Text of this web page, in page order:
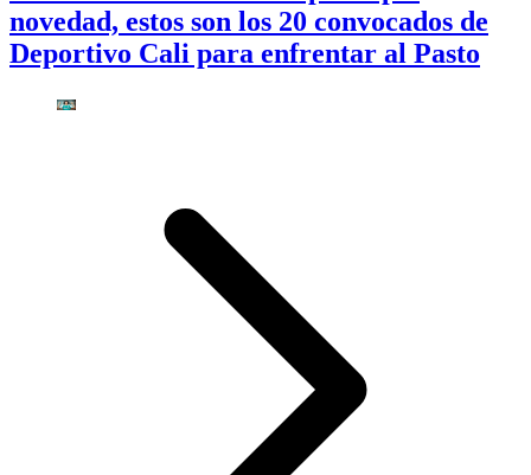
novedad, estos son los 20 convocados de
Deportivo Cali para enfrentar al Pasto